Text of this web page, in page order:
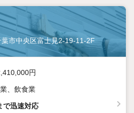
市中央区富士見2-19-11-2F
円
、飲食業
で迅速対応